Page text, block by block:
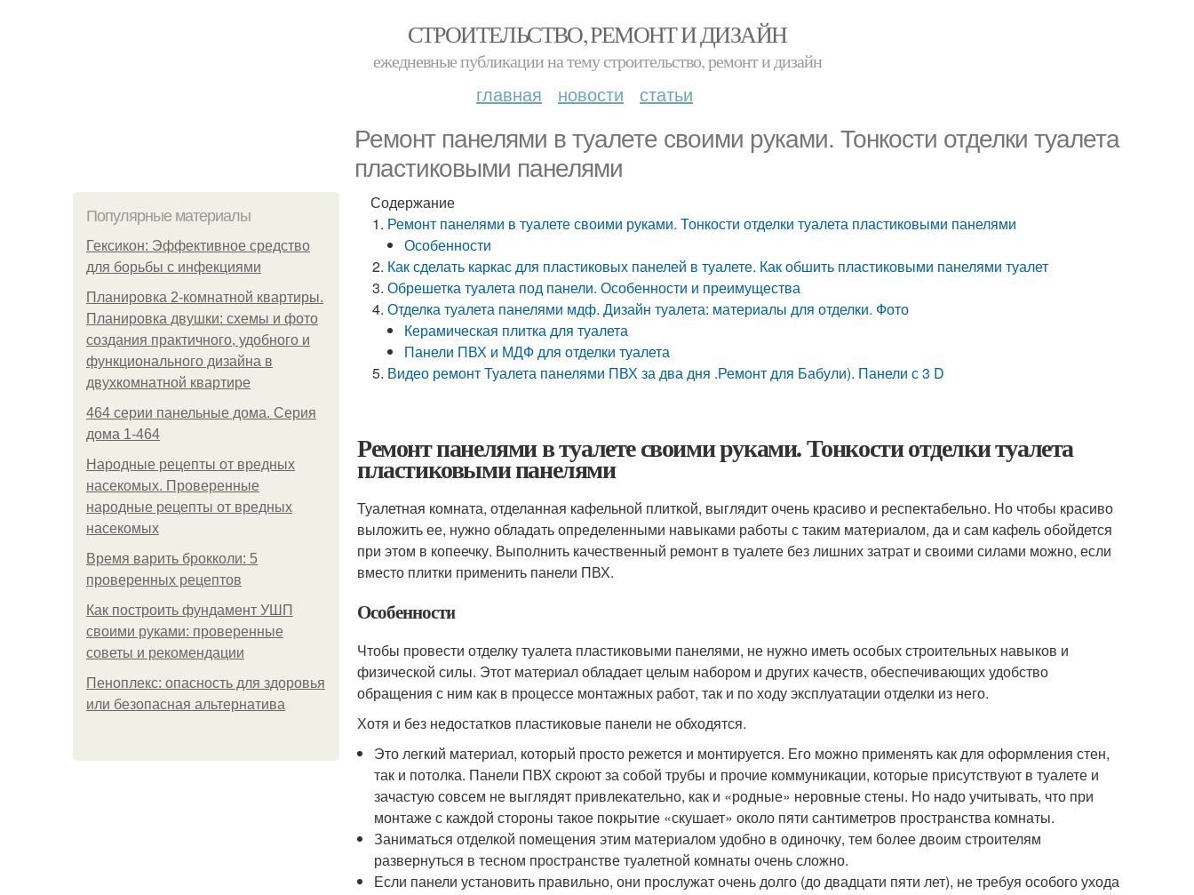
СТРОИТЕЛЬСТВО, РЕМОНТ И ДИЗАЙН
ежедневные публикации на тему строительство, ремонт и дизайн
главная новости статьи
Ремонт панелями в туалете своими руками. Тонкости отделки туалета
пластиковыми панелями
Популярные материалы
Гексикон: Эффективное средство
для борьбы с инфекциями
Планировка 2-комнатной квартиры.
Планировка двушки: схемы и фото
создания практичного, удобного и
функционального дизайна в
двухкомнатной квартире
464 серии панельные дома. Серия
дома 1-464
Народные рецепты от вредных
насекомых. Проверенные
народные рецепты от вредных
насекомых
Время варить брокколи: 5
проверенных рецептов
Как построить фундамент УШП
своими руками: проверенные
советы и рекомендации
Пеноплекс: опасность для здоровья
или безопасная альтернатива
Содержание
Ремонт панелями в туалете своими руками. Тонкости отделки туалета пластиковыми панелями
Особенности
Как сделать каркас для пластиковых панелей в туалете. Как обшить пластиковыми панелями туалет
Обрешетка туалета под панели. Особенности и преимущества
Отделка туалета панелями мдф. Дизайн туалета: материалы для отделки. Фото
Керамическая плитка для туалета
Панели ПВХ и МДФ для отделки туалета
Видео ремонт Туалета панелями ПВХ за два дня .Ремонт для Бабули). Панели с 3 D
Ремонт панелями в туалете своими руками. Тонкости отделки туалета
пластиковыми панелями
Туалетная комната, отделанная кафельной плиткой, выглядит очень красиво и респектабельно. Но чтобы красиво
выложить ее, нужно обладать определенными навыками работы с таким материалом, да и сам кафель обойдется
при этом в копеечку. Выполнить качественный ремонт в туалете без лишних затрат и своими силами можно, если
вместо плитки применить панели ПВХ.
Особенности
Чтобы провести отделку туалета пластиковыми панелями, не нужно иметь особых строительных навыков и
физической силы. Этот материал обладает целым набором и других качеств, обеспечивающих удобство
обращения с ним как в процессе монтажных работ, так и по ходу эксплуатации отделки из него.
Хотя и без недостатков пластиковые панели не обходятся.
Это легкий материал, который просто режется и монтируется. Его можно применять как для оформления стен,
так и потолка. Панели ПВХ скроют за собой трубы и прочие коммуникации, которые присутствуют в туалете и
зачастую совсем не выглядят привлекательно, как и «родные» неровные стены. Но надо учитывать, что при
монтаже с каждой стороны такое покрытие «скушает» около пяти сантиметров пространства комнаты.
Заниматься отделкой помещения этим материалом удобно в одиночку, тем более двоим строителям
развернуться в тесном пространстве туалетной комнаты очень сложно.
Если панели установить правильно, они прослужат очень долго (до двадцати пяти лет), не требуя особого ухода